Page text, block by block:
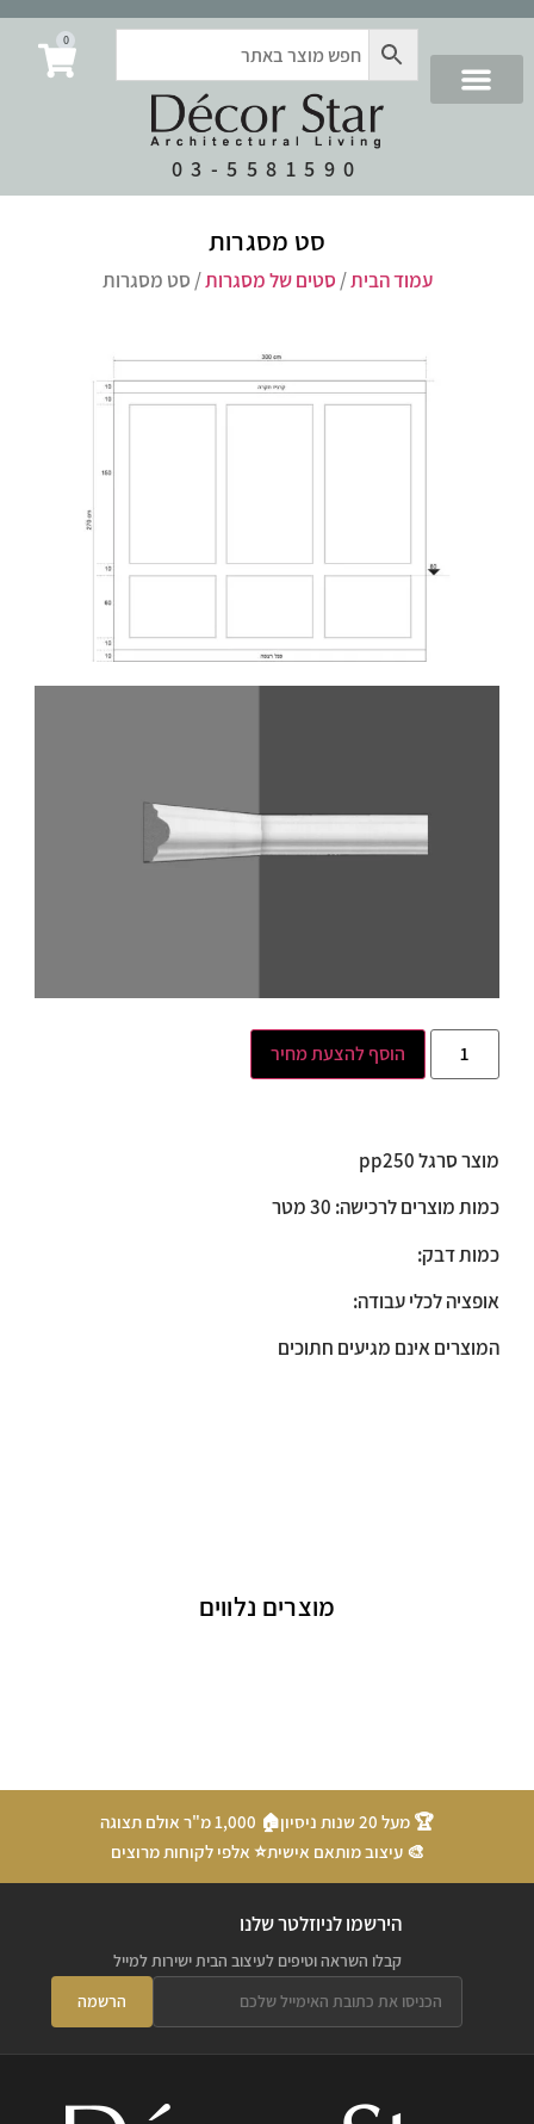
03-5581590
0
סט מסגרות
עמוד הבית/ סטים של מסגרות/ סט מסגרות
הוסף להצעת מחיר
מוצר סרגל pp250
כמות מוצרים לרכישה: 30 מטר
כמות דבק:
אופציה לכלי עבודה:
המוצרים אינם מגיעים חתוכים
מוצרים נלווים
🏆 מעל 20 שנות ניסיון
🏠 1,000 מ"ר אולם תצוגה
🎨 עיצוב מותאם אישית⭐ אלפי לקוחות מרוצים
הירשמו לניוזלטר שלנו
קבלו השראה וטיפים לעיצוב הבית ישירות למייל
הרשמה